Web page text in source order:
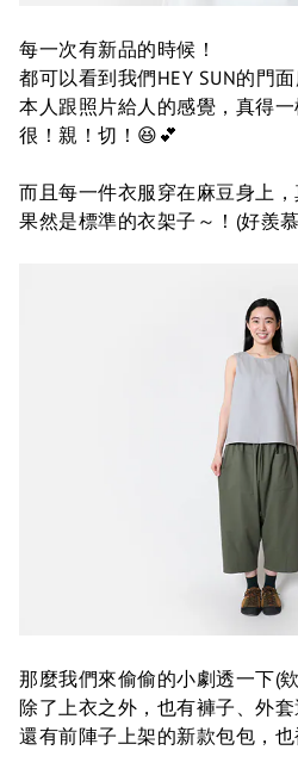
每一次有新品的時候！
都可以看到我們HEY SUN的門
本人跟照片給人的感覺，真得一
很！親！切！😆💕
而且每一件衣服穿在麻豆身上
果然是標準的衣架子～！(好羨
那麼我們來偷偷的小劇透一下(欸
除了上衣之外，也有褲子、外套
還有前陣子上架的新款包包，